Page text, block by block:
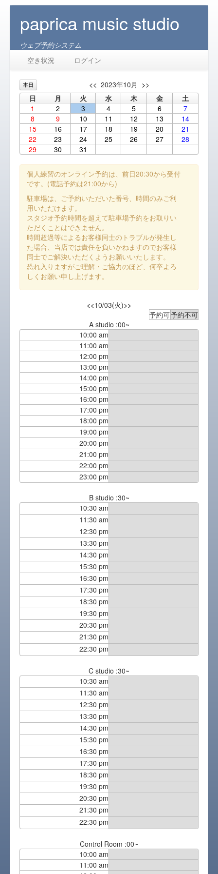
paprica music studio
ウェブ予約システム
空き状況
ログイン
本日 << 2023年10月 >>
日
月 火 水 木 金
土
1
2 3 4 5 6
7
8
9 10 11 12 13
14
15
16 17 18 19 20
21
22
23 24 25 26 27
28
29
30 31
個人練習のオンライン予約は、前日20:30から受付
です。(電話予約は21:00から)
駐車場は、ご予約いただいた番号、時間のみご利
用いただけます。
スタジオ予約時間を超えて駐車場予約をお取りい
ただくことはできません。
時間超過等によるお客様同士のトラブルが発生し
た場合、当店では責任を負いかねますのでお客様
同士でご解決いただくようお願いいたします。
恐れ入りますがご理解・ご協力のほど、何卒よろ
しくお願い申し上げます。
<<10/03(火)>>
予約可予約不可
A studio :00~
10:00 am
11:00 am
12:00 pm
13:00 pm
14:00 pm
15:00 pm
16:00 pm
17:00 pm
18:00 pm
19:00 pm
20:00 pm
21:00 pm
22:00 pm
23:00 pm
B studio :30~
10:30 am
11:30 am
12:30 pm
13:30 pm
14:30 pm
15:30 pm
16:30 pm
17:30 pm
18:30 pm
19:30 pm
20:30 pm
21:30 pm
22:30 pm
C studio :30~
10:30 am
11:30 am
12:30 pm
13:30 pm
14:30 pm
15:30 pm
16:30 pm
17:30 pm
18:30 pm
19:30 pm
20:30 pm
21:30 pm
22:30 pm
Control Room :00~
10:00 am
11:00 am